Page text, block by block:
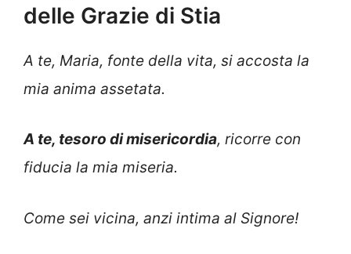
delle Grazie di Stia
A te, Maria, fonte della vita, si accosta la
mia anima assetata.
A te, tesoro di misericordia, ricorre con
fiducia la mia miseria.
Come sei vicina, anzi intima al Signore!